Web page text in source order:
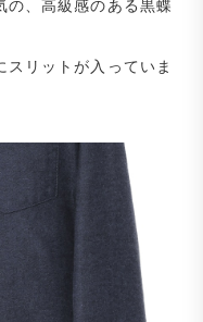
の、高級感のある黒蝶
リットが入っていま